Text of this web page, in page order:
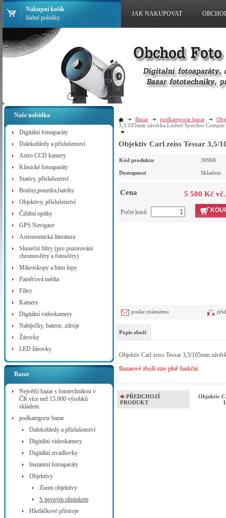
Naše nabídka
Digitální fotoaparáty
Dalekohledy a příslušenství
Astro CCD kamery
Klasické fotoaparáty
Stativy, příslušenství
Brašny,pouzdra,batohy
Objektivy, příslušenství
Čištění optiky
GPS Navigace
Astronomická literatura
Sluneční filtry (pro pozorování
chromosféry a fotosféry)
Mikroskopy a bino lupy
Paměťová média
Filtry
Kamery
Digitální videokamery
Nabíječky, baterie, zdroje
Žárovky
LED žárovky
Bazar
Největší bazar s fototechnikou v
ČR více než 15.000 výrobků
skladem
podkategorie bazar
Dalekohledy a příslušenství
Digitální videokamery
Digitální zrcadlovky
Instantní fotoaparáty
Objektivy
Zoom objektivy
S pevným ohniskem
Hledáčkové přístroje
Bazar podkategorie bazar
3,5/105mm závěrka Linhof Synchro Compur
Objektiv Carl zeiss Tessar 3,5/
Kód produktu 30968
Dostupnost Skladem
Cena 5 500 Kč
Počet kusů
poslat známému
Popis zboží
Objektiv Carl zeiss Tessar 3,5/105mm
Bazarové zboží stav plně funkční
PŘEDCHOZÍ
PRODUKT
Objektiv
Nákupní košík
žádné položky
JAK NAKUPOVAT